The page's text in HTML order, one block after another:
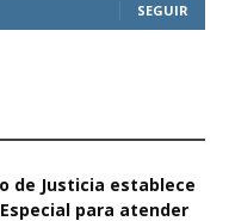
SEGUIR
de Justicia establece
para atender